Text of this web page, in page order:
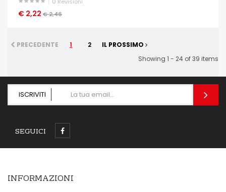
€ 2,22 € 2,46
OCCHIATA VELOCE
PRECEDENTE 1 2
IL PROSSIMO
Showing 1 - 24 of 39 items
ISCRIVITI
SEGUICI
INFORMAZIONI